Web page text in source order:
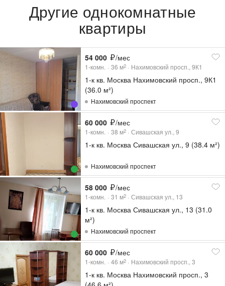
Другие однокомнатные
квартиры
54 000 /мес
1-комн. 36 м2 Нахимовский просп., 9К1
1-к кв. Москва Нахимовский просп., 9К1
(36.0 м²)
Нахимовский проспект
60 000 /мес
1-комн. 38 м2 Сивашская ул., 9
1-к кв. Москва Сивашская ул., 9 (38.4 м²)
Нахимовский проспект
58 000 /мес
1-комн. 31 м2 Сивашская ул., 13
1-к кв. Москва Сивашская ул., 13 (31.0
м²)
Нахимовский проспект
60 000 /мес
1-комн. 46 м2 Нахимовский просп., 3
1-к кв. Москва Нахимовский просп., 3